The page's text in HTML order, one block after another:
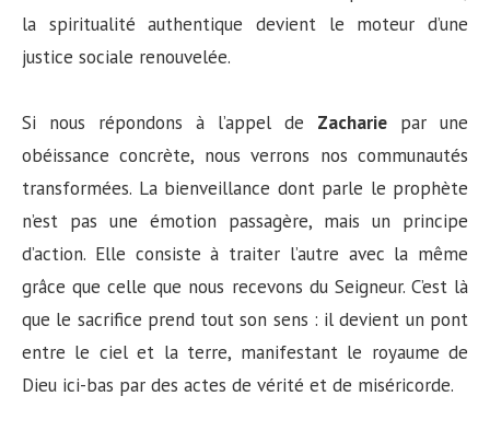
la spiritualité authentique devient le moteur d’une
justice sociale renouvelée.
Si nous répondons à l’appel de Zacharie par une
obéissance concrète, nous verrons nos communautés
transformées. La bienveillance dont parle le prophète
n’est pas une émotion passagère, mais un principe
d’action. Elle consiste à traiter l’autre avec la même
grâce que celle que nous recevons du Seigneur. C’est là
que le sacrifice prend tout son sens : il devient un pont
entre le ciel et la terre, manifestant le royaume de
Dieu ici-bas par des actes de vérité et de miséricorde.